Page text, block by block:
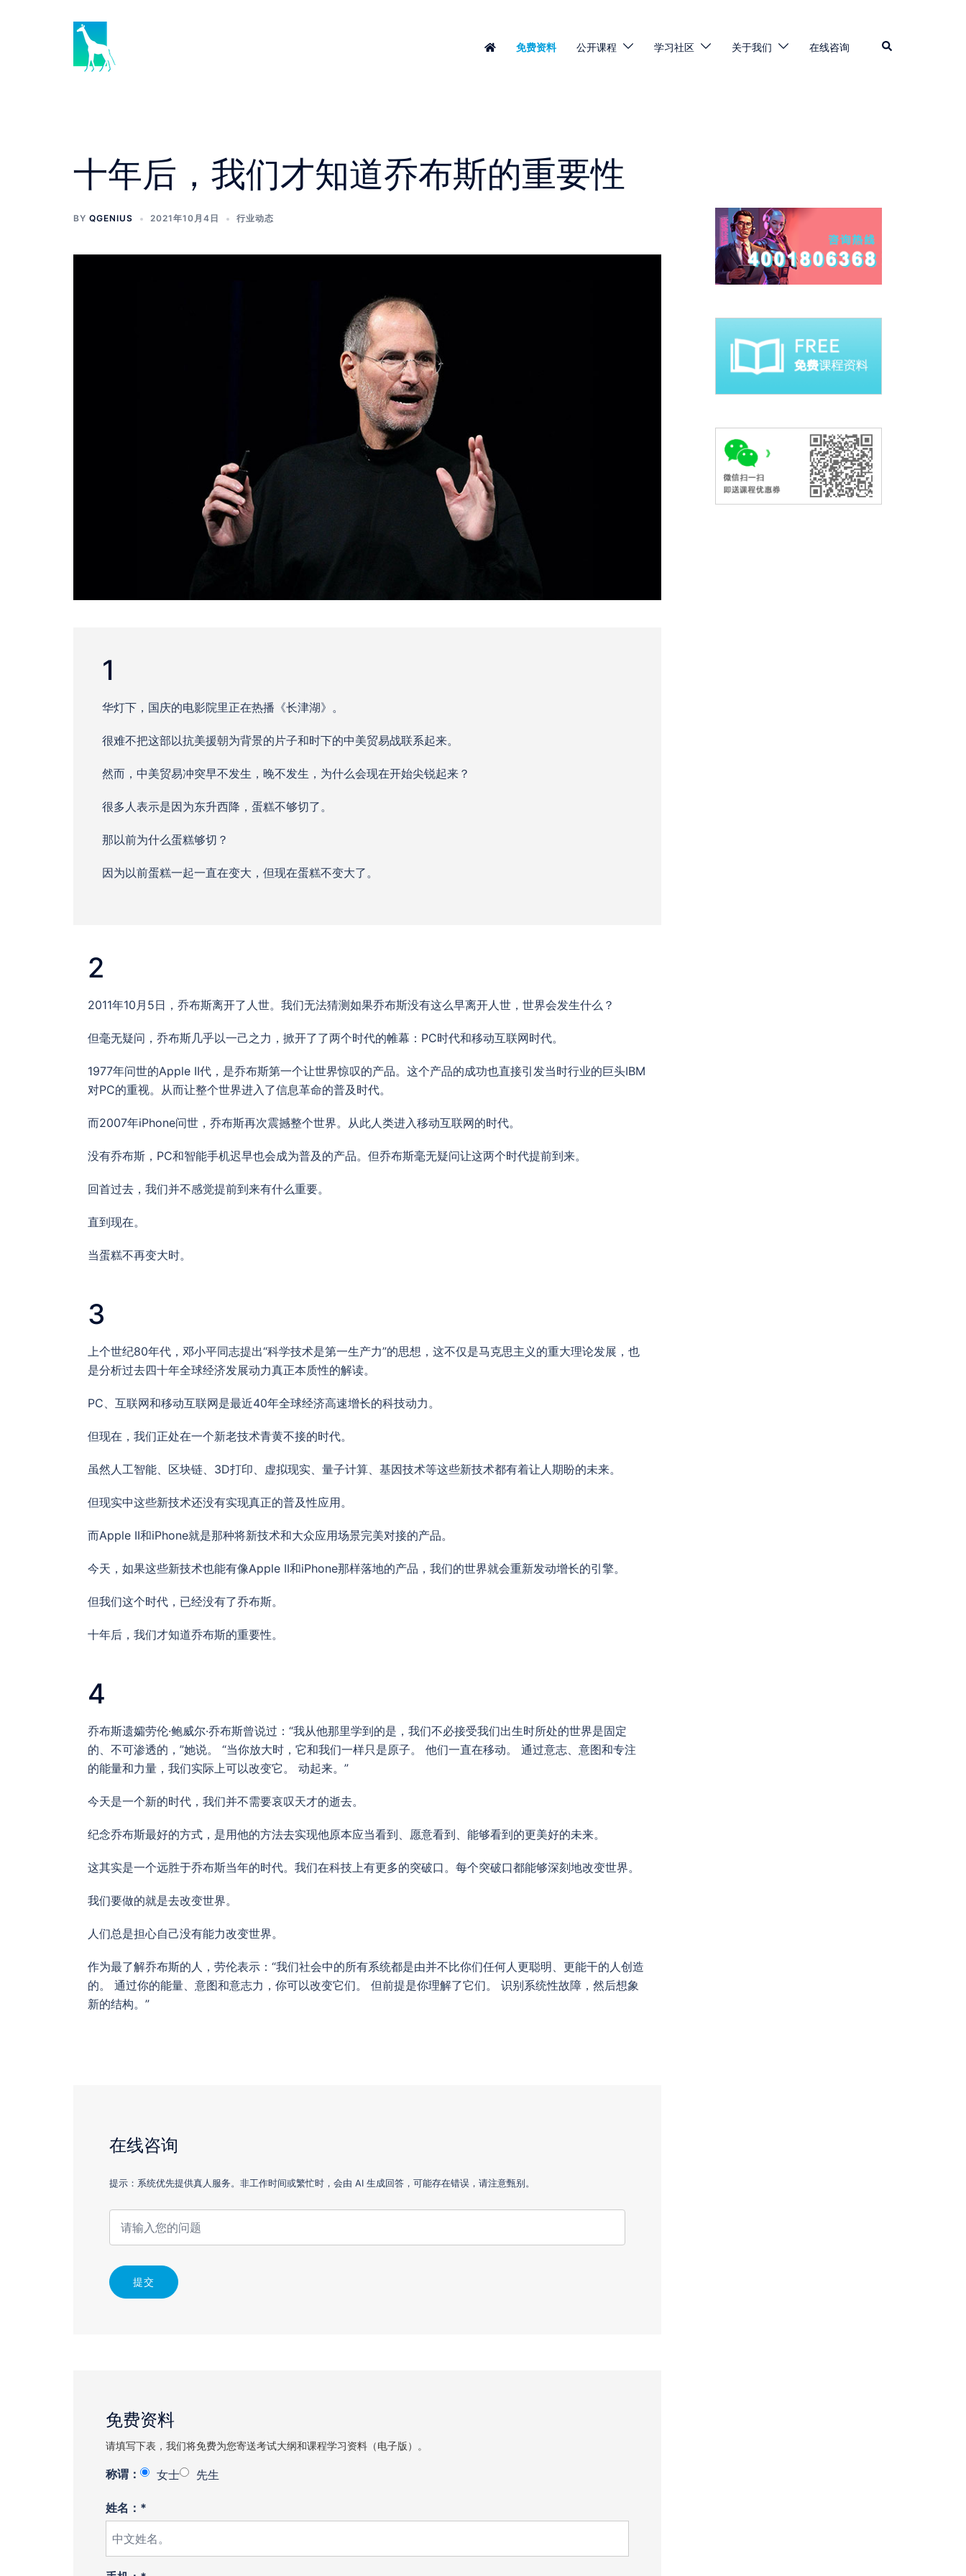
免费资料 公开课程 学习社区 关于我们 在线咨询
十年后，我们才知道乔布斯的重要性
BY QGENIUS 2021年10月4日 行业动态
1
华灯下，国庆的电影院里正在热播《长津湖》。
很难不把这部以抗美援朝为背景的片子和时下的中美贸易战联系起来。
然而，中美贸易冲突早不发生，晚不发生，为什么会现在开始尖锐起来？
很多人表示是因为东升西降，蛋糕不够切了。
那以前为什么蛋糕够切？
因为以前蛋糕一起一直在变大，但现在蛋糕不变大了。
2
2011年10月5日，乔布斯离开了人世。我们无法猜测如果乔布斯没有这么早离开人世，世界会发生什么？
但毫无疑问，乔布斯几乎以一己之力，掀开了了两个时代的帷幕：PC时代和移动互联网时代。
1977年问世的Apple II代，是乔布斯第一个让世界惊叹的产品。这个产品的成功也直接引发当时行业的巨头IBM
对PC的重视。从而让整个世界进入了信息革命的普及时代。
而2007年iPhone问世，乔布斯再次震撼整个世界。从此人类进入移动互联网的时代。
没有乔布斯，PC和智能手机迟早也会成为普及的产品。但乔布斯毫无疑问让这两个时代提前到来。
回首过去，我们并不感觉提前到来有什么重要。
直到现在。
当蛋糕不再变大时。
3
上个世纪80年代，邓小平同志提出“科学技术是第一生产力”的思想，这不仅是马克思主义的重大理论发展，也
是分析过去四十年全球经济发展动力真正本质性的解读。
PC、互联网和移动互联网是最近40年全球经济高速增长的科技动力。
但现在，我们正处在一个新老技术青黄不接的时代。
虽然人工智能、区块链、3D打印、虚拟现实、量子计算、基因技术等这些新技术都有着让人期盼的未来。
但现实中这些新技术还没有实现真正的普及性应用。
而Apple II和iPhone就是那种将新技术和大众应用场景完美对接的产品。
今天，如果这些新技术也能有像Apple II和iPhone那样落地的产品，我们的世界就会重新发动增长的引擎。
但我们这个时代，已经没有了乔布斯。
十年后，我们才知道乔布斯的重要性。
4
乔布斯遗孀劳伦·鲍威尔·乔布斯曾说过：“我从他那里学到的是，我们不必接受我们出生时所处的世界是固定
的、不可渗透的，”她说。 “当你放大时，它和我们一样只是原子。 他们一直在移动。 通过意志、意图和专注
的能量和力量，我们实际上可以改变它。 动起来。”
今天是一个新的时代，我们并不需要哀叹天才的逝去。
纪念乔布斯最好的方式，是用他的方法去实现他原本应当看到、愿意看到、能够看到的更美好的未来。
这其实是一个远胜于乔布斯当年的时代。我们在科技上有更多的突破口。每个突破口都能够深刻地改变世界。
我们要做的就是去改变世界。
人们总是担心自己没有能力改变世界。
作为最了解乔布斯的人，劳伦表示：“我们社会中的所有系统都是由并不比你们任何人更聪明、更能干的人创造
的。 通过你的能量、意图和意志力，你可以改变它们。 但前提是你理解了它们。 识别系统性故障，然后想象
新的结构。”
在线咨询
提示：系统优先提供真人服务。非工作时间或繁忙时，会由 AI 生成回答，可能存在错误，请注意甄别。
提交
免费资料
请填写下表，我们将免费为您寄送考试大纲和课程学习资料（电子版）。
称谓： 女士 先生
姓名：*